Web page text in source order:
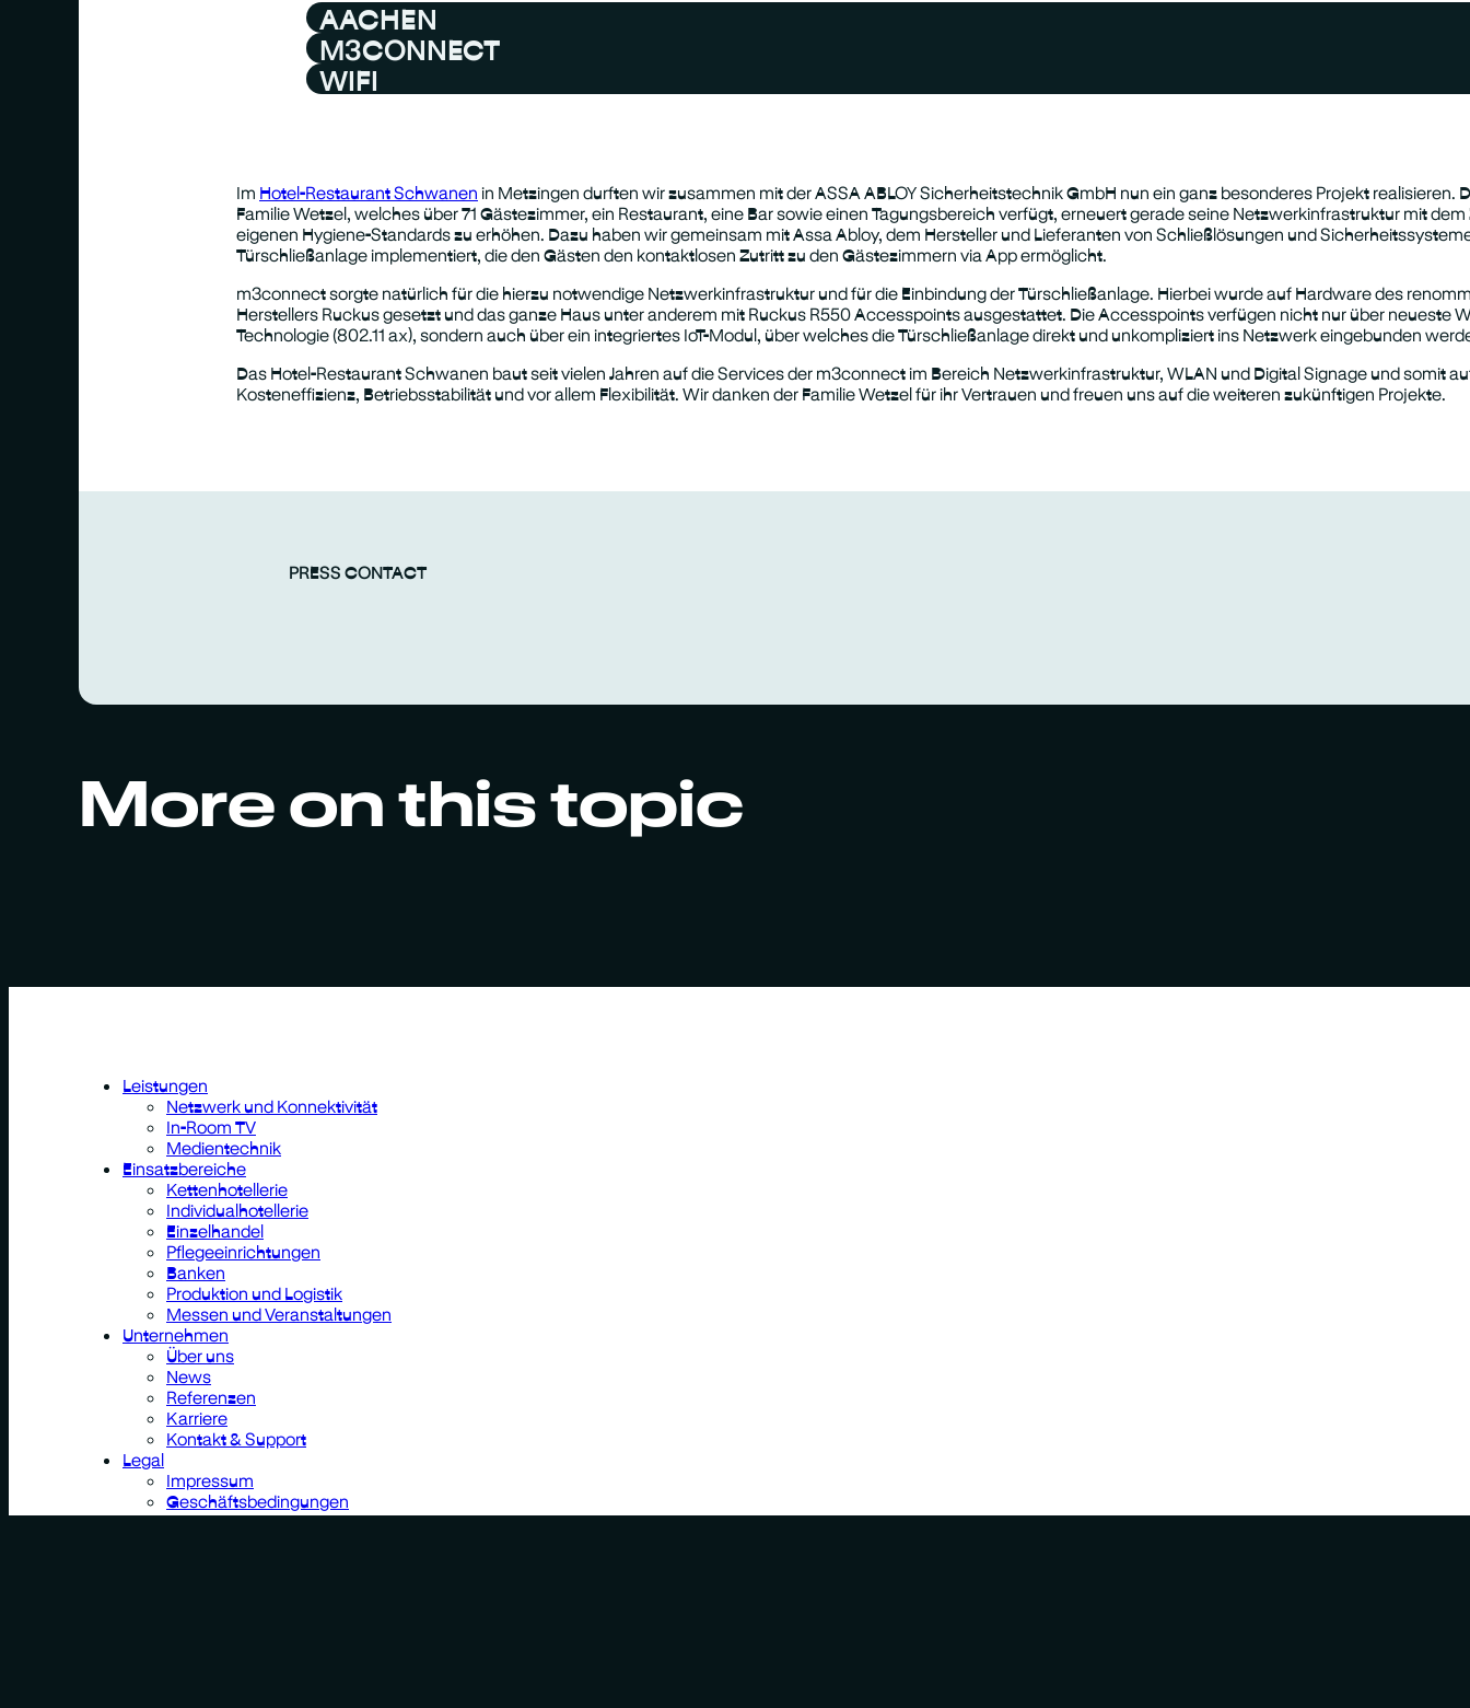
AACHEN
M3CONNECT
WIFI
Im Hotel-Restaurant Schwanen in Metzingen durften wir zusammen mit der ASSA ABLOY Sicherheitstechnik GmbH nun ein ganz besonderes Projekt realisieren.
Familie Wetzel, welches über 71 Gästezimmer, ein Restaurant, eine Bar sowie einen Tagungsbereich verfügt, erneuert gerade seine Netzwerkinfrastruktur mit dem
eigenen Hygiene-Standards zu erhöhen. Dazu haben wir gemeinsam mit Assa Abloy, dem Hersteller und Lieferanten von Schließlösungen und
Türschließanlage implementiert, die den Gästen den kontaktlosen Zutritt zu den Gästezimmern via App ermöglicht.
m3connect sorgte natürlich für die hierzu notwendige Netzwerkinfrastruktur und für die Einbindung der Türschließanlage. Hierbei wurde auf Hardware des
Herstellers Ruckus gesetzt und das ganze Haus unter anderem mit Ruckus R550 Accesspoints ausgestattet. Die Accesspoints verfügen nicht nur über neueste
Technologie (802.11 ax), sondern auch über ein integriertes IoT-Modul, über welches die Türschließanlage direkt und unkompliziert ins Netzwerk eingebunden
Das Hotel-Restaurant Schwanen baut seit vielen Jahren auf die Services der m3connect im Bereich Netzwerkinfrastruktur, WLAN und Digital Signage und somit
Kosteneffizienz, Betriebsstabilität und vor allem Flexibilität. Wir danken der Familie Wetzel für ihr Vertrauen und freuen uns auf die weiteren zukünftigen Projekte.
PRESS CONTACT
More on this topic
Leistungen
Netzwerk und Konnektivität
In-Room TV
Medientechnik
Einsatzbereiche
Kettenhotellerie
Individualhotellerie
Einzelhandel
Pflegeeinrichtungen
Banken
Produktion und Logistik
Messen und Veranstaltungen
Unternehmen
Über uns
News
Referenzen
Karriere
Kontakt & Support
Legal
Impressum
Geschäftsbedingungen
Datenschutz